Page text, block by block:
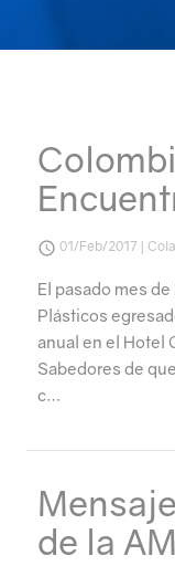
01/Feb/2017 |
El pasado mes
Plásticos
anual en el Hotel
Sabedores de
c…
de la